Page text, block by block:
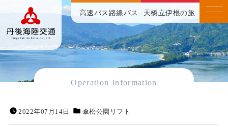
高速バス 路線バス 天橋立伊根の旅
Operation Information
2022年07月14日 傘松公園リフト